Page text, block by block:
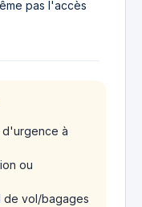
pas l'accès
d'urgence à
ou
de vol/bagages